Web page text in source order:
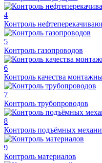
4
Контроль
5
Контроль газопроводов
6
Контроль качества
7
Контроль трубопроводов
8
Контроль подъёмных
9
Контроль материалов